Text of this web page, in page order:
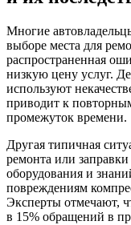
Многие
выборе места для
распространенная
низкую цену услуг.
используют
приводит к
промежуток времени.
Другая типичная
ремонта или
оборудования и
повреждениям
Эксперты отмечают,
в 15% обращений в